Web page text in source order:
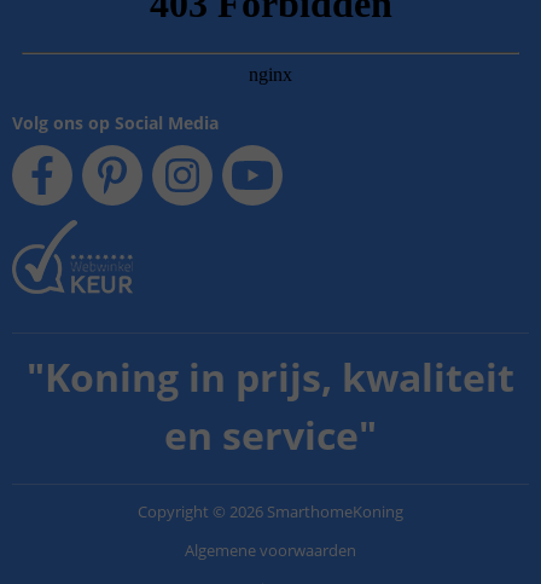
Volg ons op Social Media
"Koning in prijs, kwaliteit
en service"
Copyright © 2026 SmarthomeKoning
Algemene voorwaarden